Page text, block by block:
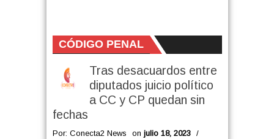
CÓDIGO PENAL
Tras desacuardos entre
diputados juicio político
a CC y CP quedan sin
fechas
Por: Conecta2 News on julio 18, 2023
/